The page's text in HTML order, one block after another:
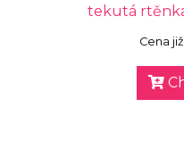
tekutá
Cena